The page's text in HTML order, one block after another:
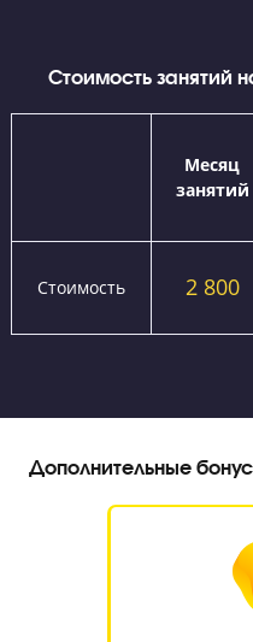
комиссии